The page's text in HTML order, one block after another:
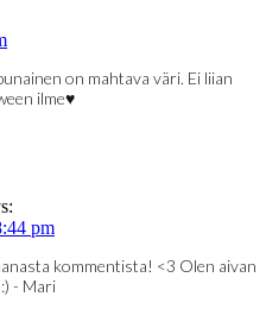
on mahtava väri. Ei liian
ilme♥️
pm
kommentista! <3 Olen aivan
- Mari